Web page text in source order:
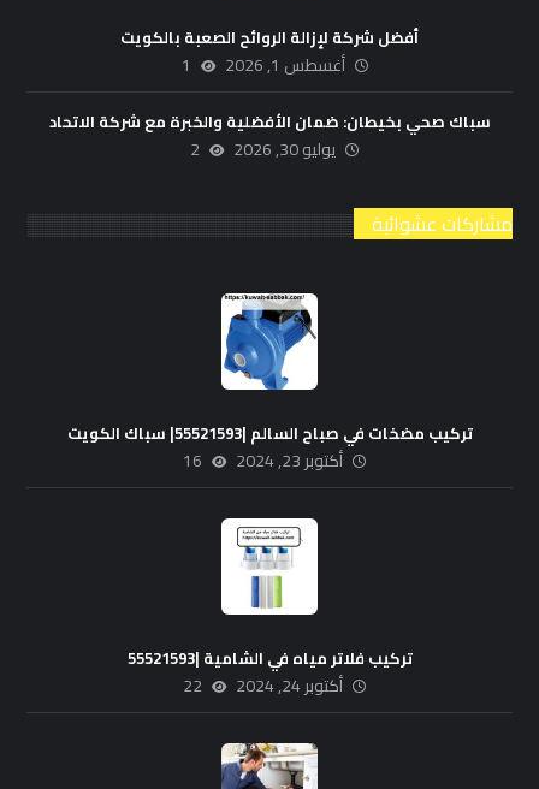
أفضل شركة لإزالة الروائح الصعبة بالكويت
أغسطس 1, 2026 1
سباك صحي بخيطان: ضمان الأفضلية والخبرة مع شركة الاتحاد
يوليو 30, 2026 2
مشاركات عشوائية
تركيب مضخات في صباح السالم |55521593| سباك الكويت
أكتوبر 23, 2024 16
تركيب فلاتر مياه في الشامية |55521593
أكتوبر 24, 2024 22